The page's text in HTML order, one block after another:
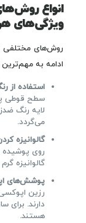
انواع
ویژگی‌های
روش‌های مختلفی
ادامه به
استفاده از
سطح قوطی
لایه رنگ
می‌گردد.
گالوانیزه
روی
گالوانیزه
پوشش‌های
رزین
دارند. برای
هستند.